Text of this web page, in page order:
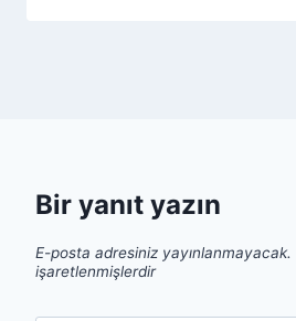
Bir yanıt yazın
E-posta adresiniz yayınlanmayacak.
işaretlenmişlerdir